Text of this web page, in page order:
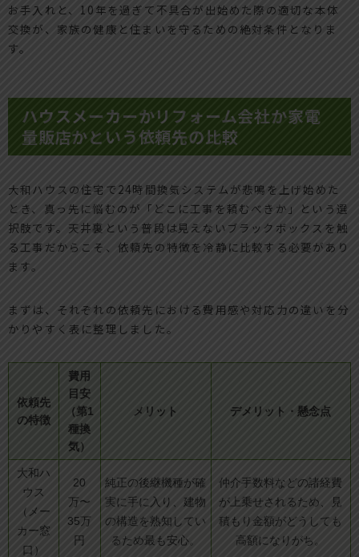
お手入れと、10年を過ぎて不具合が出始めた際の適切な本体
交換が、家族の健康と住まいを守るための絶対条件となりま
す。
ハウスメーカーかリフォーム会社か家電
量販店かという依頼先の比較
大和ハウスの住宅で24時間換気システムが悲鳴を上げ始めた
とき、真っ先に悩むのが「どこに工事を頼むべきか」という選
択肢です。天井裏という普段は見えないブラックボックスを触
る工事だからこそ、依頼先の特徴を冷静に比較する必要があり
ます。
まずは、それぞれの依頼先における費用感や対応力の違いを分
かりやすく表に整理しました。
依頼先
の特徴
費用
目安
（第1
種換
気）
メリット デメリット・懸念点
大和ハ
ウス
（メー
カー窓
口）
20
万〜
35万
円
純正の後継機種が確
実に手に入り、建物
の構造を熟知してい
るため最も安心。
仲介手数料などの諸経費
が上乗せされるため、見
積もり金額がどうしても
高額になりがち。